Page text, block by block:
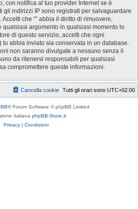
con notifica al tuo provider Internet se è
gli indirizzi IP sono registrati per salvaguardare
che “” abbia il diritto di rimuovere,
qualsiasi argomento in qualsiasi momento lo
di questo servizio, accetti che ogni
abbia inviato sia conservata in un database.
non saranno divulgate a nessuno senza il
da ritenersi responsabili per qualsiasi
compromettere queste informazioni.
Tutti gli orari sono UTC+02:00
Cancella cookie
® Forum Software © phpBB Limited
Italiana phpBB-Store.it
Privacy | Condizioni